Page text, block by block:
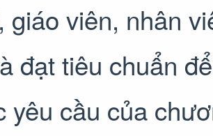
giáo viên, nhân
đạt tiêu chuẩn
yêu cầu của